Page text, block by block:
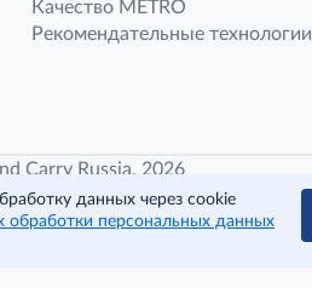
Качество METRO
Рекомендательные технологии
Carry Russia, 2026
данных через cookie
обработки персональных данных